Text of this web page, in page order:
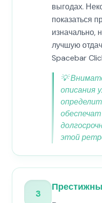
выгодах.
показаться
изначально,
лучшую
Spacebar
💡
описания
этой
3